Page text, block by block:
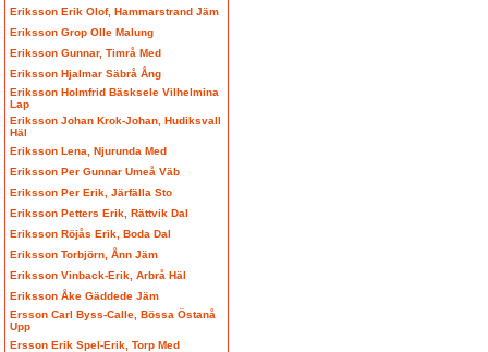
Eriksson Erik Olof, Hammarstrand Jäm
Eriksson Grop Olle Malung
Eriksson Gunnar, Timrå Med
Eriksson Hjalmar Säbrå Ång
Eriksson Holmfrid Bäsksele Vilhelmina
Lap
Eriksson Johan Krok-Johan, Hudiksvall
Häl
Eriksson Lena, Njurunda Med
Eriksson Per Gunnar Umeå Väb
Eriksson Per Erik, Järfälla Sto
Eriksson Petters Erik, Rättvik Dal
Eriksson Röjås Erik, Boda Dal
Eriksson Torbjörn, Ånn Jäm
Eriksson Vinback-Erik, Arbrå Häl
Eriksson Åke Gäddede Jäm
Ersson Carl Byss-Calle, Bössa Östanå
Upp
Ersson Erik Spel-Erik, Torp Med